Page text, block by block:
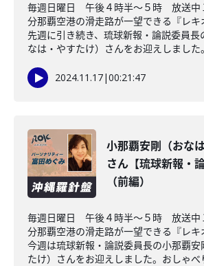
毎週日曜日 午後４時半～５時 放送中
分那覇空港の滑走路が一望できる『レキ
先週に引き続き、琉球新報・論説委員長
なは・やすたけ）さんをお迎えしました
2024.11.17|00:21:47
小那覇安剛（おな
さん【琉球新報・
（前編）
毎週日曜日 午後４時半～５時 放送中
分那覇空港の滑走路が一望できる『レキ
今週は琉球新報・論説委員長の小那覇安
たけ）さんをお迎えしました。おしゃべ